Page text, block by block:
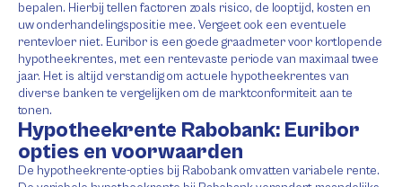
bepalen. Hierbij tellen factoren zoals risico, de looptijd, kosten en
uw onderhandelingspositie mee. Vergeet ook een eventuele
rentevloer niet. Euribor is een goede graadmeter voor kortlopende
hypotheekrentes, met een rentevaste periode van maximaal twee
jaar. Het is altijd verstandig om actuele hypotheekrentes van
diverse banken te vergelijken om de marktconformiteit aan te
tonen.
Hypotheekrente Rabobank: Euribor
opties en voorwaarden
De hypotheekrente-opties bij Rabobank omvatten variabele rente.